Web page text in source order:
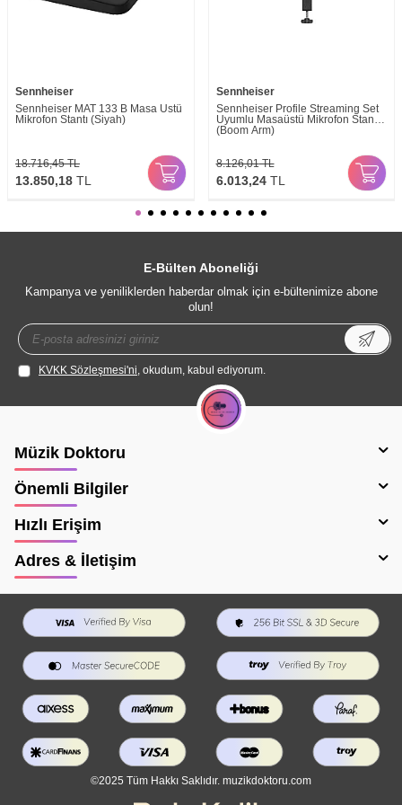
Sennheiser
Sennheiser MAT 133 B Masa Üstü
Mikrofon Stantı (Siyah)
18.716,45TL
13.850,18 TL
Sennheiser
Sennheiser Profile Streaming Set
Uyumlu Masaüstü Mikrofon Standı
(Boom Arm)
8.126,01TL
6.013,24TL
E-Bülten Aboneliği
Kampanya ve yeniliklerden haberdar olmak için e-bültenimize abone
olun!
KVKK Sözleşmesi'ni, okudum, kabul ediyorum.
Müzik Doktoru
Önemli Bilgiler
Hızlı Erişim
Adres & İletişim
©2025 Tüm Hakkı Saklıdır. muzikdoktoru.com